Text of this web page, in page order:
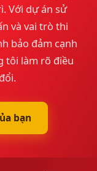
Với dự án sử
và vai trò thi
bảo đảm cạnh
tôi làm rõ điều
bạn